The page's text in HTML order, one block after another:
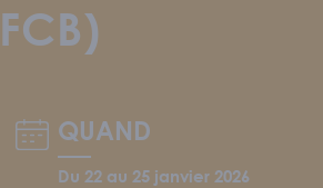
QUAND
Du 22 au 25 janvier 2026